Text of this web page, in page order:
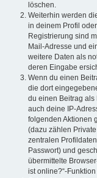
löschen.
Weiterhin werden
in deinem Profil
Registrierung sind
Mail-Adresse und
weitere Daten als
deren Eingabe
Wenn du einen
die dort
du einen Beitrag als
auch deine IP-
folgenden Aktionen
(dazu zählen
zentralen
Passwort) und
übermittelte
ist online?“-